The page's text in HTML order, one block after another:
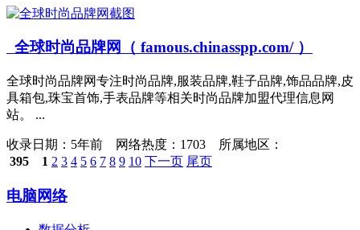
全球时尚品牌网（ famous.chinasspp.com/ ）
全球时尚品牌网专注时尚品牌,服装品牌,鞋子品牌,饰品品牌,皮
具箱包,珠宝首饰,手表品牌等相关时尚品牌加盟代理信息网
站。 ...
收录日期： 5年前 网络热度：1703 所属地区：
395
1 2 3 4 5 6 7 8 9 10 下一页 尾页
电脑网络